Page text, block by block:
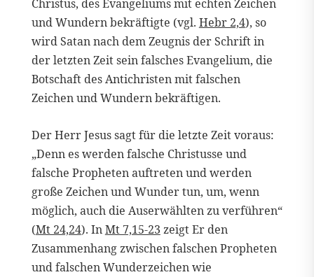
Christus, des Evangeliums mit echten Zeichen
und Wundern bekräftigte (vgl. Hebr 2,4), so
wird Satan nach dem Zeugnis der Schrift in
der letzten Zeit sein falsches Evangelium, die
Botschaft des Antichristen mit falschen
Zeichen und Wundern bekräftigen.
Der Herr Jesus sagt für die letzte Zeit voraus:
„Denn es werden falsche Christusse und
falsche Propheten auftreten und werden
große Zeichen und Wunder tun, um, wenn
möglich, auch die Auserwählten zu verführen“
(Mt 24,24). InMt 7,15-23 zeigt Er den
Zusammenhang zwischen falschen Propheten
und falschen Wunderzeichen wie